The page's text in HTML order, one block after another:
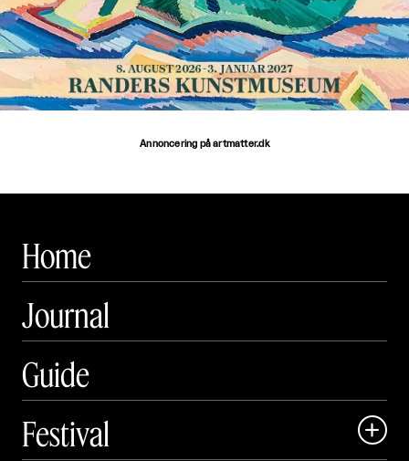
Annoncering på artmatter.dk
Home
Journal
Guide
Festival
